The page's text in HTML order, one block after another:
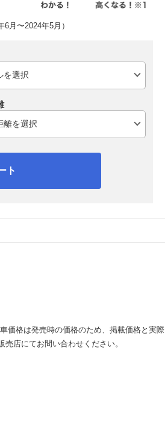
月〜2024年5月）
ト
価格は発売時の価格のため、掲載価格と実際
店にてお問い合わせください。